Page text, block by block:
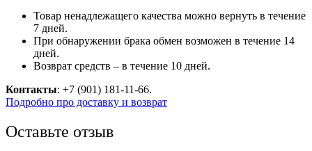
Товар ненадлежащего качества можно вернуть в течение
7 дней.
При обнаружении брака обмен возможен в течение 14
дней.
Возврат средств – в течение 10 дней.
Контакты: +7 (901) 181-11-66.
Подробно про доставку и возврат
Оставьте отзыв